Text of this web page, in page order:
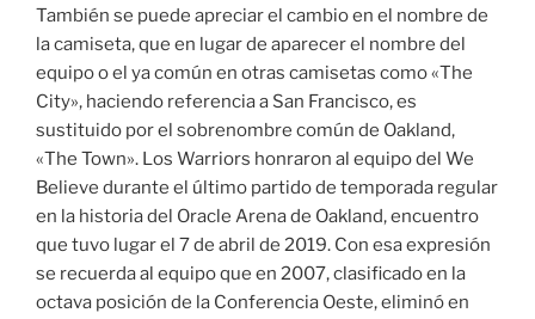
También se puede apreciar el cambio en el nombre de
la camiseta, que en lugar de aparecer el nombre del
equipo o el ya común en otras camisetas como «The
City», haciendo referencia a San Francisco, es
sustituido por el sobrenombre común de Oakland,
«The Town». Los Warriors honraron al equipo del We
Believe durante el último partido de temporada regular
en la historia del Oracle Arena de Oakland, encuentro
que tuvo lugar el 7 de abril de 2019. Con esa expresión
se recuerda al equipo que en 2007, clasificado en la
octava posición de la Conferencia Oeste, eliminó en